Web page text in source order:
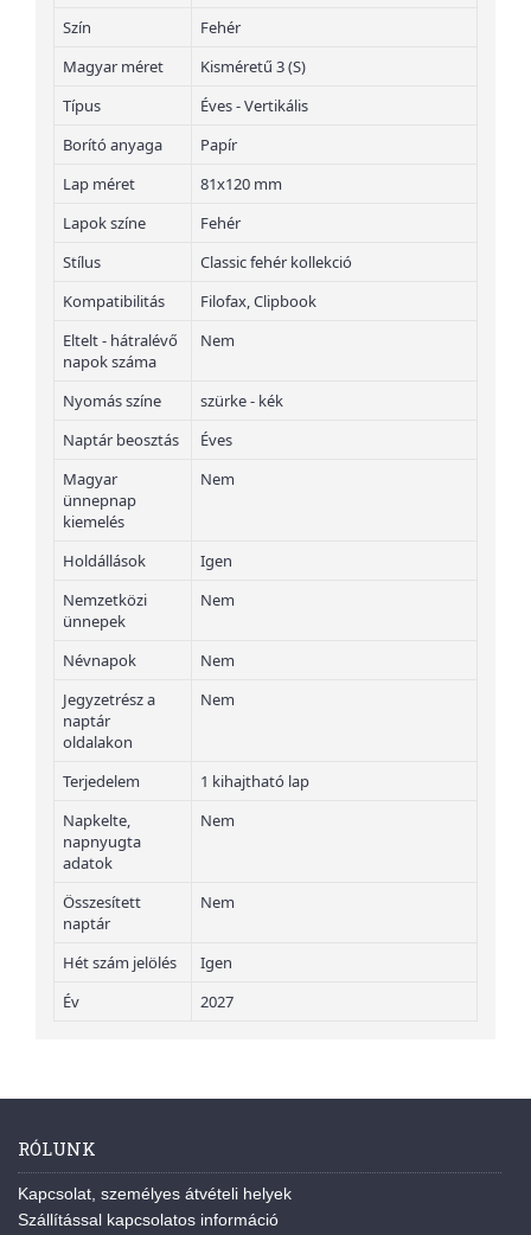
Szín
Fehér
Magyar méret
Kisméretű 3 (S)
Típus
Éves - Vertikális
Borító anyaga
Papír
Lap méret
81x120 mm
Lapok színe
Fehér
Stílus
Classic fehér kollekció
Kompatibilitás
Filofax, Clipbook
Eltelt - hátralévő
napok száma
Nem
Nyomás színe
szürke - kék
Naptár beosztás
Éves
Magyar
ünnepnap
kiemelés
Nem
Holdállások
Igen
Nemzetközi
ünnepek
Nem
Névnapok
Nem
Jegyzetrész a
naptár
oldalakon
Nem
Terjedelem
1 kihajtható lap
Napkelte,
napnyugta
adatok
Nem
Összesített
naptár
Nem
Hét szám jelölés
Igen
Év
2027
RÓLUNK
Kapcsolat, személyes átvételi helyek
Szállítással kapcsolatos információ